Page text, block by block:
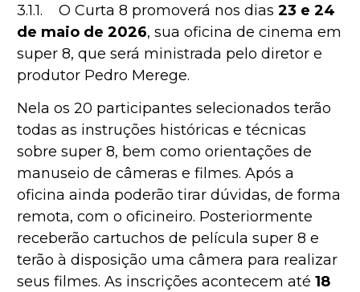
3.1.1. O Curta 8 promoverá nos dias 23 e 24
de maio de 2026, sua oficina de cinema em
super 8, que será ministrada pelo diretor e
produtor Pedro Merege.
Nela os 20 participantes selecionados terão
todas as instruções históricas e técnicas
sobre super 8, bem como orientações de
manuseio de câmeras e filmes. Após a
oficina ainda poderão tirar dúvidas, de forma
remota, com o oficineiro. Posteriormente
receberão cartuchos de película super 8 e
terão à disposição uma câmera para realizar
seus filmes. As inscrições acontecem até 18